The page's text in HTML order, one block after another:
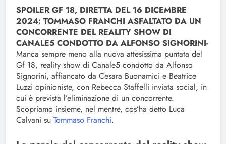
SPOILER GF 18, DIRETTA DEL 16 DICEMBRE
2024: TOMMASO FRANCHI ASFALTATO DA UN
CONCORRENTE DEL REALITY SHOW DI
CANALE5 CONDOTTO DA ALFONSO SIGNORINI-
Manca sempre meno alla nuova attesissima puntata del
Gf 18, reality show di Canale5 condotto da Alfonso
Signorini, affiancato da Cesara Buonamici e Beatrice
Luzzi opinioniste, con Rebecca Staffelli inviata social, in
cui è prevista l’eliminazione di un concorrente.
Scopriamo insieme, nel mentre, cos’ha detto Luca
Calvani su Tommaso Franchi.